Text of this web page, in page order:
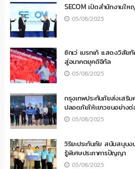
SECOM เปิดสำนักงานใ
05/08/2025
ซิกเว่ เบรกเก้ แสดงวิสัยทั
สู่อนาคตยุคดิจิทัล
05/08/2025
กรุงเทพประกันภัยส่งเสริม
ปลอดภัยให้เยาวชนอย่างต่
05/08/2025
วิริยะประกันภัย สนับสนุน
รู้พิเศษประภาคารปัญญา
05/08/2025